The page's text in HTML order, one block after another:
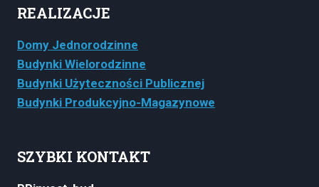
REALIZACJE
Domy Jednorodzinne
Budynki Wielorodzinne
Budynki Użyteczności Publicznej
Budynki Produkcyjno-Magazynowe
SZYBKI KONTAKT